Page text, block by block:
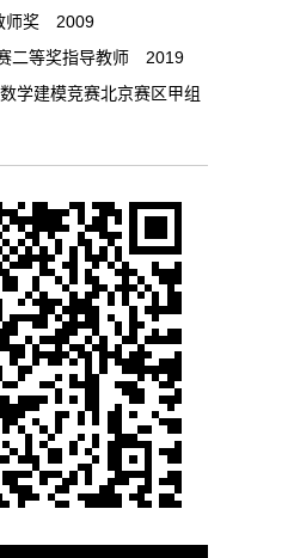
师奖 2009
二等奖指导教师 2019
学建模竞赛北京赛区甲组